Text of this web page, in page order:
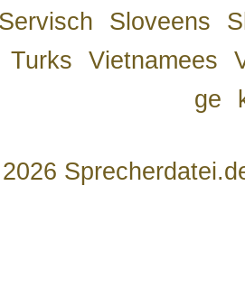
Servisch Sloveens
Turks Vietnamees
ge